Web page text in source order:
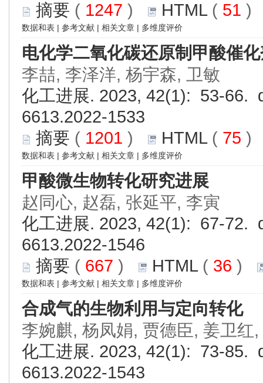
摘要 ( 1247 ) HTML( 51
数据和表 | 参考文献 | 相关文章 | 多维度评价
电化学二氧化碳还原制甲酸催
李喆, 李泽洋, 杨宇森, 卫敏
化工进展. 2023, 42(1): 53-66.
6613.2022-1533
摘要 ( 1201 ) HTML( 75
数据和表 | 参考文献 | 相关文章 | 多维度评价
甲酸微生物转化研究进展
赵同心, 赵磊, 张延平, 李寅
化工进展. 2023, 42(1): 67-72.
6613.2022-1546
摘要 ( 667 ) HTML( 36 )
数据和表 | 参考文献 | 相关文章 | 多维度评价
合成气的生物利用与定向转化
李婉麒, 杨凤娟, 贾德臣, 姜卫红
化工进展. 2023, 42(1): 73-85.
6613.2022-1543